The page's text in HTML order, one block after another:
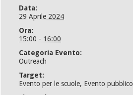
Data:
29 Aprile 2024
Ora:
15:00 - 16:00
Categoria Evento:
Outreach
Target:
Evento per le scuole, Evento pubblico